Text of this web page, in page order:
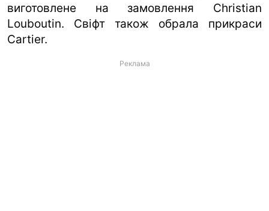
виготовлене на замовлення Christian
Louboutin. Свіфт також обрала прикраси
Cartier.
Реклама